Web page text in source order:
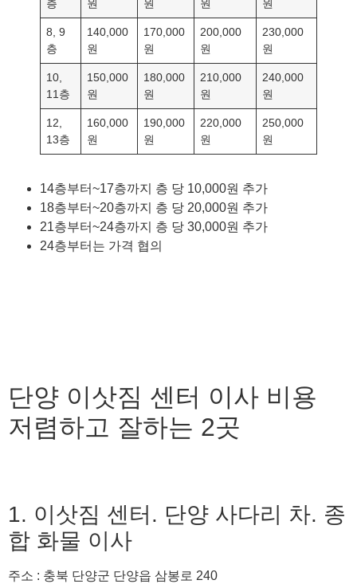
층 원 원 원 원
8, 9
층
140,000
원
170,000
원
200,000
원
230,000
원
10,
11층
150,000
원
180,000
원
210,000
원
240,000
원
12,
13층
160,000
원
190,000
원
220,000
원
250,000
원
14층부터~17층까지 층 당 10,000원 추가
18층부터~20층까지 층 당 20,000원 추가
21층부터~24층까지 층 당 30,000원 추가
24층부터는 가격 협의
단양 이삿짐 센터 이사 비용
저렴하고 잘하는 2곳
1. 이삿짐 센터. 단양 사다리 차. 종
합 화물 이사
주소 : 충북 단양군 단양읍 삼봉로 240